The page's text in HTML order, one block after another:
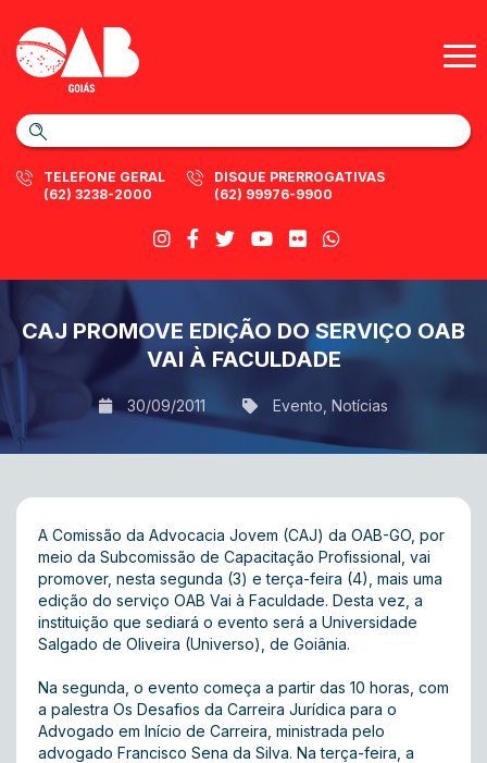
TELEFONE GERAL
(62) 3238-2000
DISQUE PRERROGATIVAS
(62) 99976-9900
CAJ PROMOVE EDIÇÃO DO SERVIÇO OAB
VAI À FACULDADE
30/09/2011 Evento Notícias
A Comissão da Advocacia Jovem (CAJ) da OAB-GO, por
meio da Subcomissão de Capacitação Profissional, vai
promover, nesta segunda (3) e terça-feira (4), mais uma
edição do serviço OAB Vai à Faculdade. Desta vez, a
instituição que sediará o evento será a Universidade
Salgado de Oliveira (Universo), de Goiânia.
Na segunda, o evento começa a partir das 10 horas, com
a palestra Os Desafios da Carreira Jurídica para o
Advogado em Início de Carreira, ministrada pelo
advogado Francisco Sena da Silva. Na terça-feira, a